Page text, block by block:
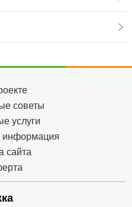
советы
услуги
информация
сайта